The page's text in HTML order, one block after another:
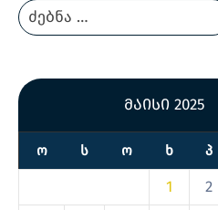
მაისი 2025
Ო Ს Ო Ხ Პ
1 2